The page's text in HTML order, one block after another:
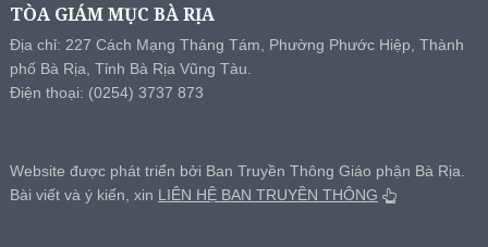
TÒA GIÁM MỤC BÀ RỊA
Địa chỉ: 227 Cách Mạng Tháng Tám, Phường Phước Hiệp, Thành
phố Bà Rịa, Tỉnh Bà Rịa Vũng Tàu.
Điện thoại: (0254) 3737 873
Website được phát triển bởi Ban Truyền Thông Giáo phận Bà Rịa.
Bài viết và ý kiến, xin LIÊN HỆ BAN TRUYỀN THÔNG